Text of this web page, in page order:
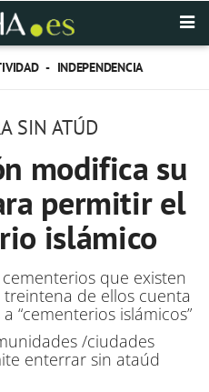
- INDEPENDENCIA
SIN ATÚD
modifica su
permitir el
islámico
que existen
de ellos cuenta
“cementerios islámicos”
/ciudades
enterrar sin ataúd